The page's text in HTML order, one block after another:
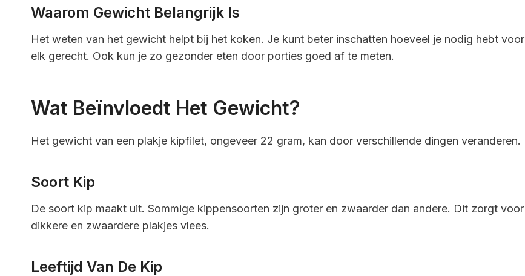
Waarom Gewicht Belangrijk Is
Het weten van het gewicht helpt bij het koken. Je kunt beter inschatten hoeveel je nodig hebt voor
elk gerecht. Ook kun je zo gezonder eten door porties goed af te meten.
Wat Beïnvloedt Het Gewicht?
Het gewicht van een plakje kipfilet, ongeveer 22 gram, kan door verschillende dingen veranderen.
Soort Kip
De soort kip maakt uit. Sommige kippensoorten zijn groter en zwaarder dan andere. Dit zorgt voor
dikkere en zwaardere plakjes vlees.
Leeftijd Van De Kip